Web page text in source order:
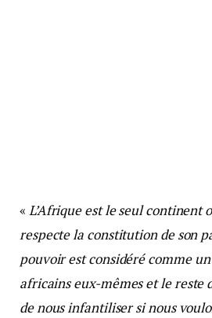
« L’Afrique est le seul continent
respecte la constitution de son
pouvoir est considéré comme
africains eux-mêmes et le reste
de nous infantiliser si nous